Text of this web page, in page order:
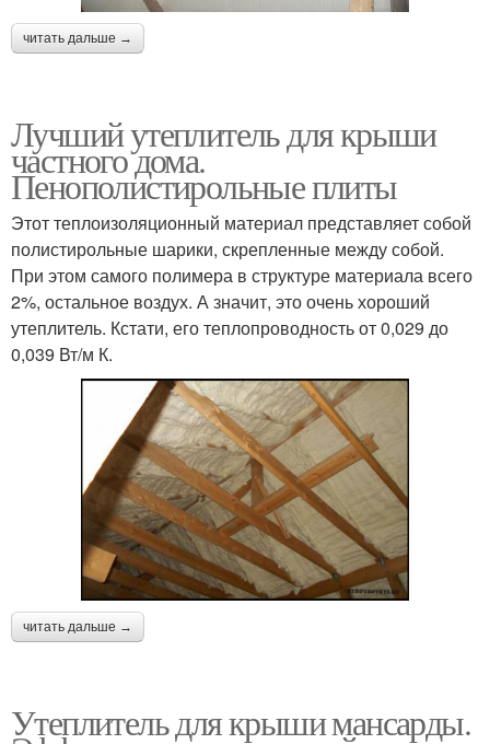
читать дальше →
Лучший утеплитель для крыши
частного дома.
Пенополистирольные плиты
Этот теплоизоляционный материал представляет собой
полистирольные шарики, скрепленные между собой.
При этом самого полимера в структуре материала всего
2%, остальное воздух. А значит, это очень хороший
утеплитель. Кстати, его теплопроводность от 0,029 до
0,039 Вт/м К.
читать дальше →
Утеплитель для крыши мансарды.